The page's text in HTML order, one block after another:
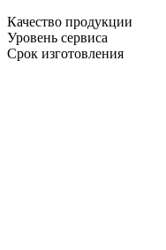
Качество продукции
Уровень сервиса
Срок изготовления